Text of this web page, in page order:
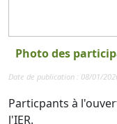
Photo des
Date de publication : 08/01/
Particpants à
l'IER.